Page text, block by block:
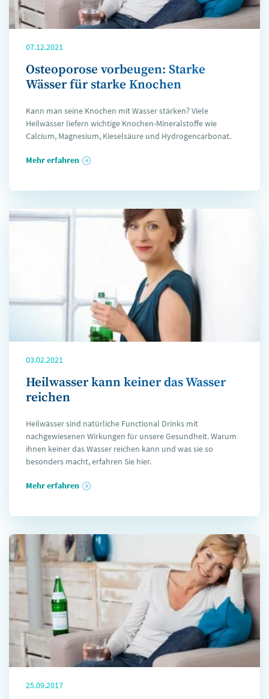
07.12.2021
Osteoporose vorbeugen: Starke
Wässer für starke Knochen
Kann man seine Knochen mit Wasser stärken? Viele
Heilwässer liefern wichtige Knochen-Mineralstoffe wie
Calcium, Magnesium, Kieselsäure und Hydrogencarbonat.
Mehr erfahren
03.02.2021
Heilwasser kann keiner das Wasser
reichen
Heilwässer sind natürliche Functional Drinks mit
nachgewiesenen Wirkungen für unsere Gesundheit. Warum
ihnen keiner das Wasser reichen kann und was sie so
besonders macht, erfahren Sie hier.
Mehr erfahren
25.09.2017